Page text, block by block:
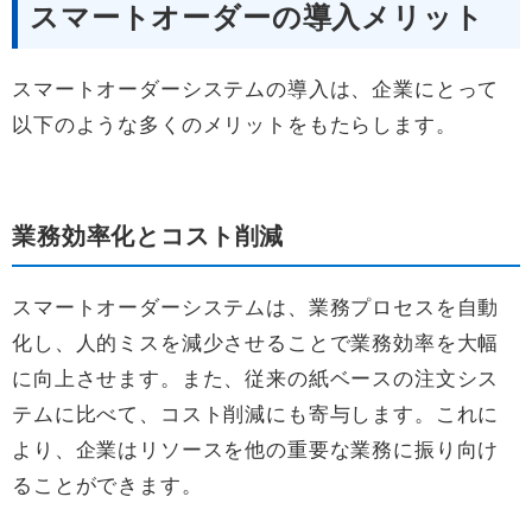
スマートオーダーの導入メリット
スマートオーダーシステムの導入は、企業にとって
以下のような多くのメリットをもたらします。
業務効率化とコスト削減
スマートオーダーシステムは、業務プロセスを自動
化し、人的ミスを減少させることで業務効率を大幅
に向上させます。また、従来の紙ベースの注文シス
テムに比べて、コスト削減にも寄与します。これに
より、企業はリソースを他の重要な業務に振り向け
ることができます。